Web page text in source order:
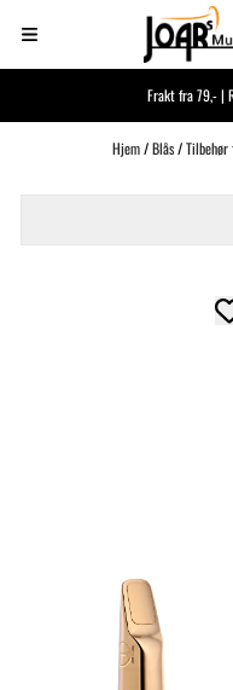
Hopp til innhold
Frakt fra 79,- |
Hjem/Blås/Tilbehør